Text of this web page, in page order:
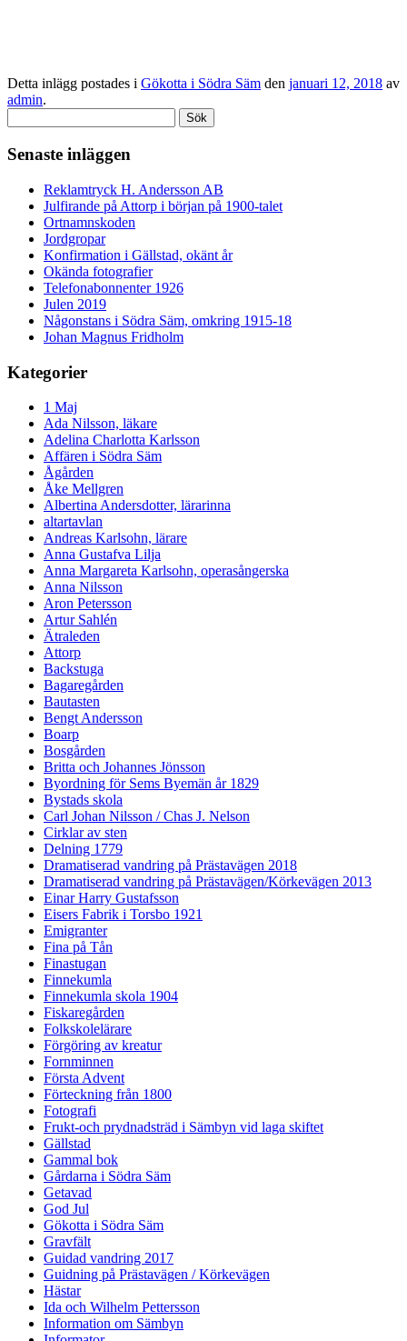
Detta inlägg postades i Gökotta i Södra Säm den januari 12, 2018 av
admin.
efter:
Senaste inläggen
Reklamtryck H. Andersson AB
Julfirande på Attorp i början på 1900-talet
Ortnamnskoden
Jordgropar
Konfirmation i Gällstad, okänt år
Okända fotografier
Telefonabonnenter 1926
Julen 2019
Någonstans i Södra Säm, omkring 1915-18
Johan Magnus Fridholm
Kategorier
1 Maj
Ada Nilsson, läkare
Adelina Charlotta Karlsson
Affären i Södra Säm
Ågården
Åke Mellgren
Albertina Andersdotter, lärarinna
altartavlan
Andreas Karlsohn, lärare
Anna Gustafva Lilja
Anna Margareta Karlsohn, operasångerska
Anna Nilsson
Aron Petersson
Artur Sahlén
Ätraleden
Attorp
Backstuga
Bagaregården
Bautasten
Bengt Andersson
Boarp
Bosgården
Britta och Johannes Jönsson
Byordning för Sems Byemän år 1829
Bystads skola
Carl Johan Nilsson / Chas J. Nelson
Cirklar av sten
Delning 1779
Dramatiserad vandring på Prästavägen 2018
Dramatiserad vandring på Prästavägen/Körkevägen 2013
Einar Harry Gustafsson
Eisers Fabrik i Torsbo 1921
Emigranter
Fina på Tån
Finastugan
Finnekumla
Finnekumla skola 1904
Fiskaregården
Folkskolelärare
Förgöring av kreatur
Fornminnen
Första Advent
Förteckning från 1800
Fotografi
Frukt-och prydnadsträd i Sämbyn vid laga skiftet
Gällstad
Gammal bok
Gårdarna i Södra Säm
Getavad
God Jul
Gökotta i Södra Säm
Gravfält
Guidad vandring 2017
Guidning på Prästavägen / Körkevägen
Hästar
Ida och Wilhelm Pettersson
Information om Sämbyn